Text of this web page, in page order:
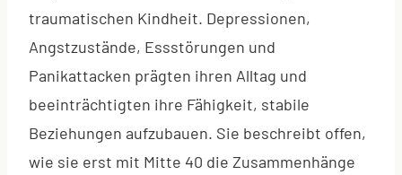
traumatischen Kindheit. Depressionen,
Angstzustände, Essstörungen und
Panikattacken prägten ihren Alltag und
beeinträchtigten ihre Fähigkeit, stabile
Beziehungen aufzubauen. Sie beschreibt offen,
wie sie erst mit Mitte 40 die Zusammenhänge